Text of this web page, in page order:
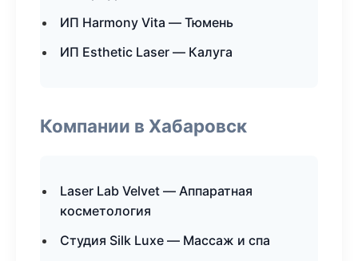
ИП Harmony Vita — Тюмень
ИП Esthetic Laser — Калуга
Компании в Хабаровск
Laser Lab Velvet — Аппаратная
косметология
Студия Silk Luxe — Массаж и спа